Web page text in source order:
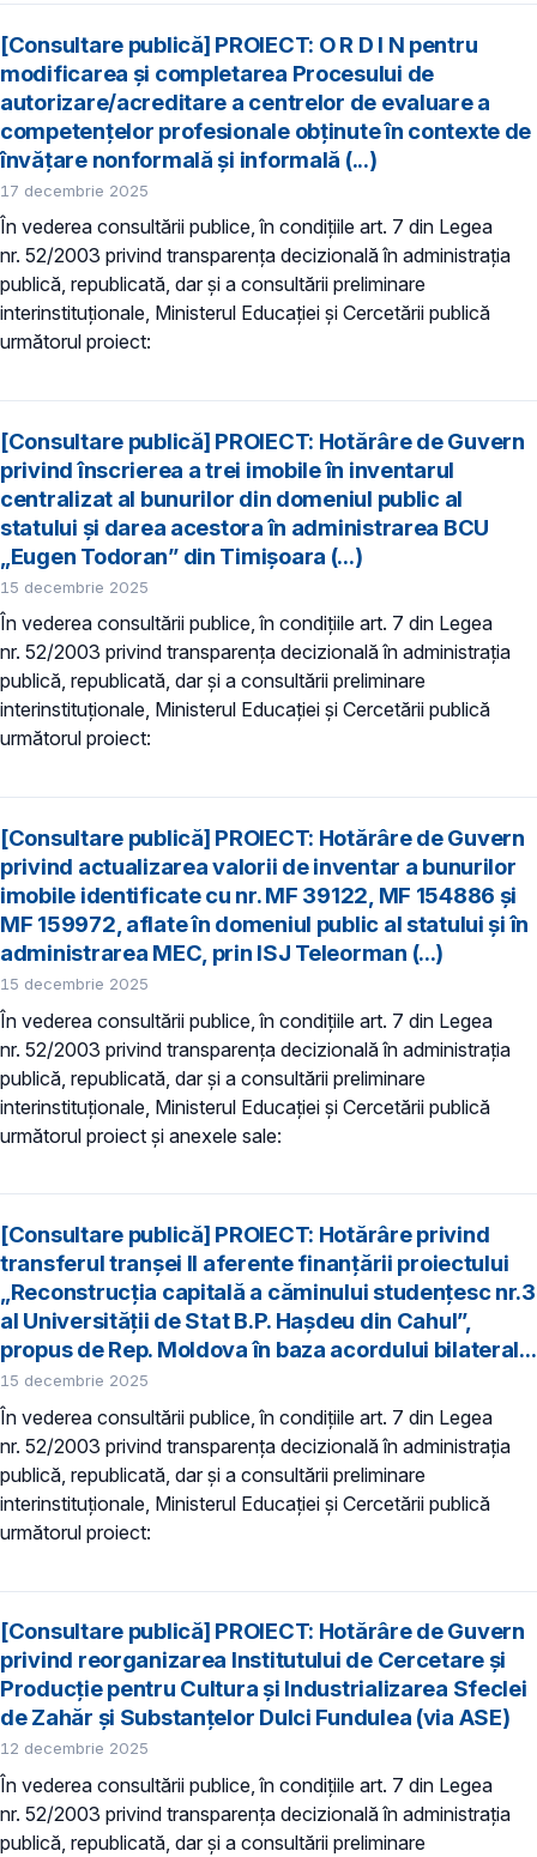
[Consultare publică] PROIECT: O R D I N pentru
modificarea și completarea Procesului de
autorizare/acreditare a centrelor de evaluare a
competențelor profesionale obținute în contexte de
învățare nonformală și informală (...)
17 decembrie 2025
În vederea consultării publice, în condiţiile art. 7 din Legea
nr. 52/2003 privind transparenţa decizională în administraţia
publică, republicată, dar și a consultării preliminare
interinstituționale, Ministerul Educaţiei și Cercetării publică
următorul proiect:
[Consultare publică] PROIECT: Hotărâre de Guvern
privind înscrierea a trei imobile în inventarul
centralizat al bunurilor din domeniul public al
statului și darea acestora în administrarea BCU
„Eugen Todoran” din Timișoara (...)
15 decembrie 2025
În vederea consultării publice, în condiţiile art. 7 din Legea
nr. 52/2003 privind transparenţa decizională în administraţia
publică, republicată, dar și a consultării preliminare
interinstituționale, Ministerul Educaţiei și Cercetării publică
următorul proiect:
[Consultare publică] PROIECT: Hotărâre de Guvern
privind actualizarea valorii de inventar a bunurilor
imobile identificate cu nr. MF 39122, MF 154886 și
MF 159972, aflate în domeniul public al statului și în
administrarea MEC, prin ISJ Teleorman (...)
15 decembrie 2025
În vederea consultării publice, în condiţiile art. 7 din Legea
nr. 52/2003 privind transparenţa decizională în administraţia
publică, republicată, dar și a consultării preliminare
interinstituționale, Ministerul Educaţiei și Cercetării publică
următorul proiect și anexele sale:
[Consultare publică] PROIECT: Hotărâre privind
transferul tranșei II aferente finanțării proiectului
„Reconstrucția capitală a căminului studențesc nr.3
al Universității de Stat B.P. Hașdeu din Cahul”,
propus de Rep. Moldova în baza acordului bilateral...
15 decembrie 2025
În vederea consultării publice, în condiţiile art. 7 din Legea
nr. 52/2003 privind transparenţa decizională în administraţia
publică, republicată, dar și a consultării preliminare
interinstituționale, Ministerul Educaţiei și Cercetării publică
următorul proiect:
[Consultare publică] PROIECT: Hotărâre de Guvern
privind reorganizarea Institutului de Cercetare şi
Producţie pentru Cultura şi Industrializarea Sfeclei
de Zahăr şi Substanţelor Dulci Fundulea (via ASE)
12 decembrie 2025
În vederea consultării publice, în condiţiile art. 7 din Legea
nr. 52/2003 privind transparenţa decizională în administraţia
publică, republicată, dar și a consultării preliminare